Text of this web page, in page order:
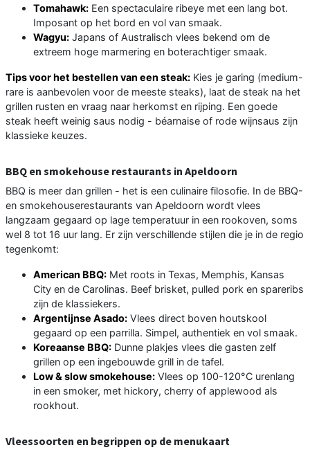
Tomahawk: Een spectaculaire ribeye met een lang bot.
Imposant op het bord en vol van smaak.
Wagyu: Japans of Australisch vlees bekend om de
extreem hoge marmering en boterachtiger smaak.
Tips voor het bestellen van een steak: Kies je garing (medium-
rare is aanbevolen voor de meeste steaks), laat de steak na het
grillen rusten en vraag naar herkomst en rijping. Een goede
steak heeft weinig saus nodig - béarnaise of rode wijnsaus zijn
klassieke keuzes.
BBQ en smokehouse restaurants in Apeldoorn
BBQ is meer dan grillen - het is een culinaire filosofie. In de BBQ-
en smokehouserestaurants van Apeldoorn wordt vlees
langzaam gegaard op lage temperatuur in een rookoven, soms
wel 8 tot 16 uur lang. Er zijn verschillende stijlen die je in de regio
tegenkomt:
American BBQ: Met roots in Texas, Memphis, Kansas
City en de Carolinas. Beef brisket, pulled pork en spareribs
zijn de klassiekers.
Argentijnse Asado: Vlees direct boven houtskool
gegaard op een parrilla. Simpel, authentiek en vol smaak.
Koreaanse BBQ: Dunne plakjes vlees die gasten zelf
grillen op een ingebouwde grill in de tafel.
Low & slow smokehouse: Vlees op 100-120°C urenlang
in een smoker, met hickory, cherry of applewood als
rookhout.
Vleessoorten en begrippen op de menukaart